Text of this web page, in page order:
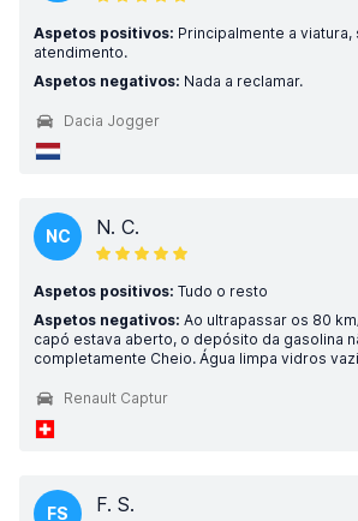
Aspetos positivos: Principalmente a
atendimento.
Aspetos negativos: Nada a reclamar.
Dacia Jogger
NC N. C.
Aspetos positivos: Tudo o resto
Aspetos negativos: Ao ultrapassar os 80
capó estava aberto, o depósito da gasolina
completamente Cheio. Água limpa vidros
Renault Captur
FS F. S.